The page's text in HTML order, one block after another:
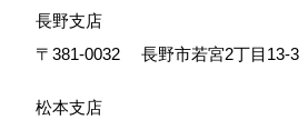
長野支店
〒381-0032
長野市若宮2丁目13-3
松本支店